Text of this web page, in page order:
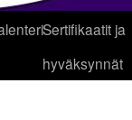
Sertifikaatit ja
hyväksynnät